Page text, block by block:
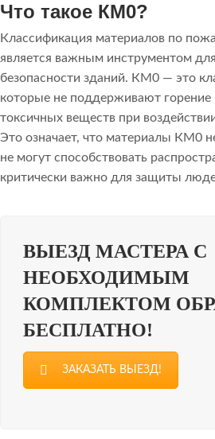
Что такое КМ0?
Классификация материалов по
является важным инструментом
безопасности зданий. КМ0 — это
которые не поддерживают
токсичных веществ при
Это означает, что материалы КМ0
не могут способствовать
критически важно для защиты
ВЫЕЗД МАСТЕРА С
НЕОБХОДИМЫМ
КОМПЛЕКТОМ
БЕСПЛАТНО!
ЗАКАЗАТЬ ВЫЕЗД!